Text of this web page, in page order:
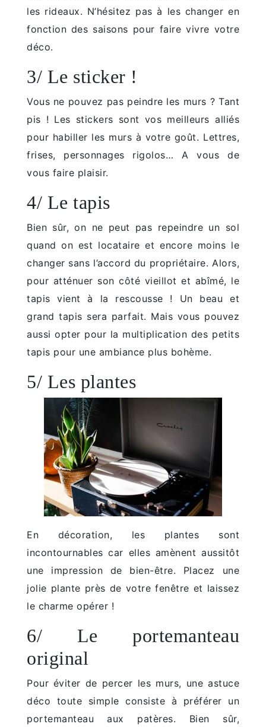
les rideaux. N’hésitez pas à les changer en
fonction des saisons pour faire vivre votre
déco.
3/ Le sticker !
Vous ne pouvez pas peindre les murs ? Tant
pis ! Les stickers sont vos meilleurs alliés
pour habiller les murs à votre goût. Lettres,
frises, personnages rigolos… A vous de
vous faire plaisir.
4/ Le tapis
Bien sûr, on ne peut pas repeindre un sol
quand on est locataire et encore moins le
changer sans l’accord du propriétaire. Alors,
pour atténuer son côté vieillot et abîmé, le
tapis vient à la rescousse ! Un beau et
grand tapis sera parfait. Mais vous pouvez
aussi opter pour la multiplication des petits
tapis pour une ambiance plus bohème.
5/ Les plantes
En décoration, les plantes sont
incontournables car elles amènent aussitôt
une impression de bien-être. Placez une
jolie plante près de votre fenêtre et laissez
le charme opérer !
6/ Le portemanteau
original
Pour éviter de percer les murs, une astuce
déco toute simple consiste à préférer un
portemanteau aux patères. Bien sûr,